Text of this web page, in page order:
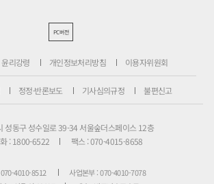
PC버전
윤리강령 개인정보처리방침 이용자위원회
정정·반론보도 기사심의규정 불편신고
성동구 성수일로 39-34 서울숲더스페이스 12층
: 1800-6522
팩스 : 070-4015-8658
4010-8512
사업본부 : 070-4010-7078